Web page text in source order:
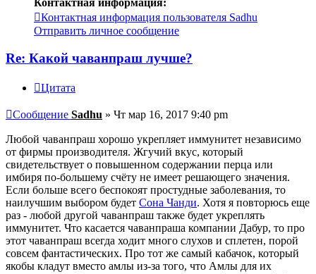
Контактная информация:
Контактная информация пользователя Sadhu
Отправить личное сообщение
Re: Какой чаванпраш лучше?
Цитата
Сообщение Sadhu » Чт мар 16, 2017 9:40 pm
Любой чаванпраш хорошо укрепляет иммунитет независимо
от фирмы производителя. Жгучий вкус, который
свидетельствует о повышенном содержании перца или
имбиря по-большему счёту не имеет решающего значения.
Если больше всего беспокоят простудные заболевания, то
наилучшим выбором будет Сона Чанди. Хотя я повторюсь еще
раз - любой другой чаванпраш также будет укреплять
иммунитет. Что касается чаванпраша компании Дабур, то про
этот чаванпраш всегда ходит много слухов и сплетен, порой
совсем фантастических. Про тот же самый кабачок, который
якобы кладут вместо амлы из-за того, что Амлы для их